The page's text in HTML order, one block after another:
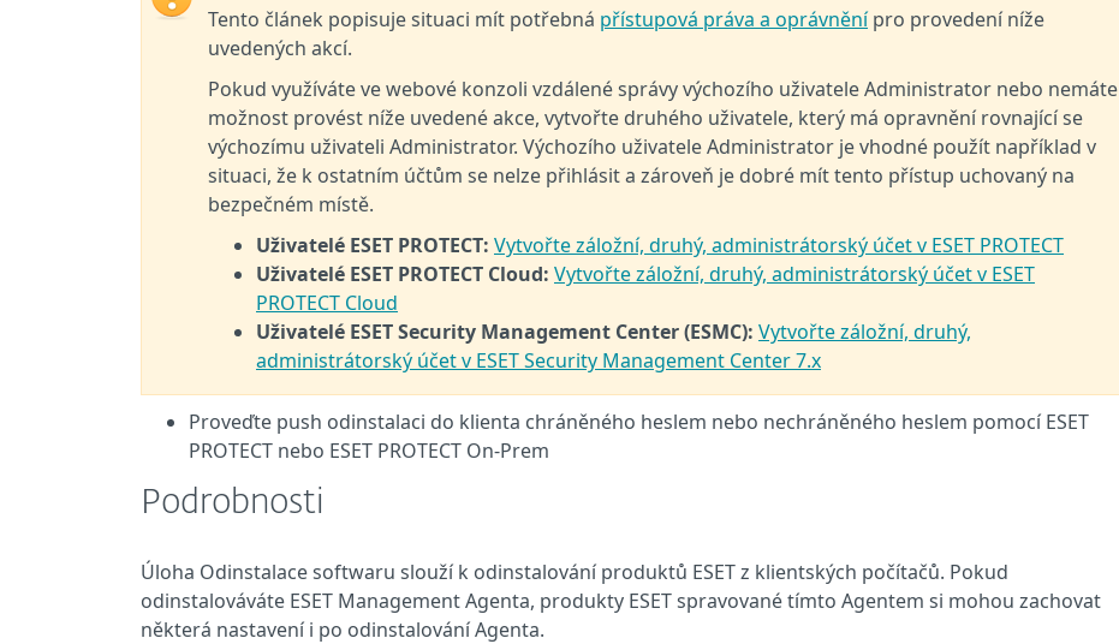
Tento článek popisuje situaci mít potřebná přístupová práva a oprávněnípro provedení níže
uvedených akcí.
Pokud využíváte ve webové konzoli vzdálené správy výchozího uživatele Administrator nebo nemáte
možnost provést níže uvedené akce, vytvořte druhého uživatele, který má opravnění rovnající se
výchozímu uživateli Administrator. Výchozího uživatele Administrator je vhodné použít například v
situaci, že k ostatním účtům se nelze přihlásit a zároveň je dobré mít tento přístup uchovaný na
bezpečném místě.
Uživatelé ESET PROTECT: Vytvořte záložní, druhý, administrátorský účet v ESET PROTECT
Uživatelé ESET PROTECT Cloud: Vytvořte záložní, druhý, administrátorský účet v ESET
PROTECT Cloud
Uživatelé ESET Security Management Center (ESMC): Vytvořte záložní, druhý,
administrátorský účet v ESET Security Management Center 7.x
Proveďte push odinstalaci do klienta chráněného heslem nebo nechráněného heslem pomocí ESET
PROTECT nebo ESET PROTECT On-Prem
Podrobnosti
Úloha Odinstalace softwaru slouží k odinstalování produktů ESET z klientských počítačů. Pokud
odinstalováváte ESET Management Agenta, produkty ESET spravované tímto Agentem si mohou zachovat
některá nastavení i po odinstalování Agenta.